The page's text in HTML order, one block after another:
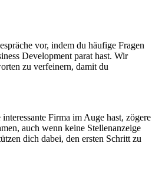
vor, indem du häufige Fragen
Development parat hast. Wir
zu verfeinern, damit du
Firma im Auge hast, zögere
auch wenn keine Stellenanzeige
dich dabei, den ersten Schritt zu